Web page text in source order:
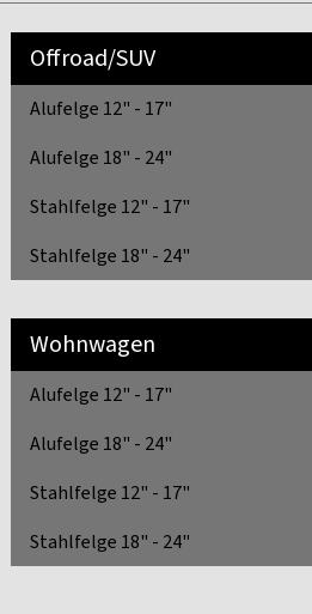
Offroad/SUV
Alufelge 12" - 17"
Alufelge 18" - 24"
Stahlfelge 12" - 17"
Stahlfelge 18" - 24"
Wohnwagen
Alufelge 12" - 17"
Alufelge 18" - 24"
Stahlfelge 12" - 17"
Stahlfelge 18" - 24"